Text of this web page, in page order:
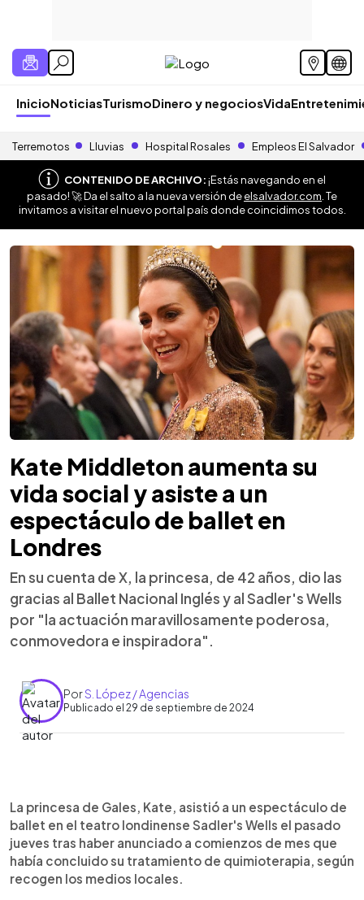
InicioNoticiasTurismoDinero y negociosVida
Terremotos Lluvias Hospital Rosales Empleos El Salvador
CONTENIDO DE ARCHIVO:¡Estás navegando en el
pasado! 🚀 Da el salto a la nueva versión deelsalvador.com . Te
invitamos a visitar el nuevo portal país donde coincidimos todos.
Kate Middleton aumenta su
vida social y asiste a un
espectáculo de ballet en
Londres
En su cuenta de X, la princesa, de 42 años, dio las
gracias al Ballet Nacional Inglés y al Sadler's Wells
por "la actuación maravillosamente poderosa,
conmovedora e inspiradora".
PorS. López / Agencias
Publicado el 29 de septiembre de 2024
Escuchar artículo
La princesa de Gales, Kate, asistió a un espectáculo de
ballet en el teatro londinense Sadler's Wells el pasado
jueves tras haber anunciado a comienzos de mes que
había concluido su tratamiento de quimioterapia, según
recogen los medios locales.